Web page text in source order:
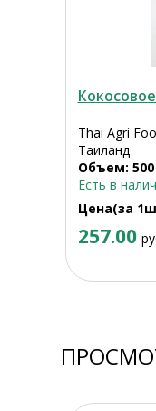
Thai Agri
Таиланд
Объем:
Есть в
Цена(за
257.00